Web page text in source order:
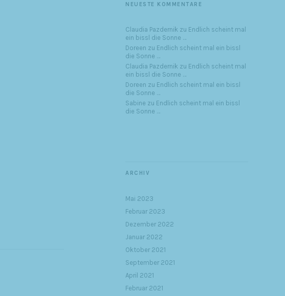
NEUESTE KOMMENTARE
Claudia Pazdernik zu Endlich scheint mal
ein bissl die Sonne …
Doreen zu Endlich scheint mal ein bissl
die Sonne …
Claudia Pazdernik zu Endlich scheint mal
ein bissl die Sonne …
Doreen zu Endlich scheint mal ein bissl
die Sonne …
Sabine zu Endlich scheint mal ein bissl
die Sonne …
ARCHIV
Mai 2023
Februar 2023
Dezember 2022
Januar 2022
Oktober 2021
September 2021
April 2021
Februar 2021